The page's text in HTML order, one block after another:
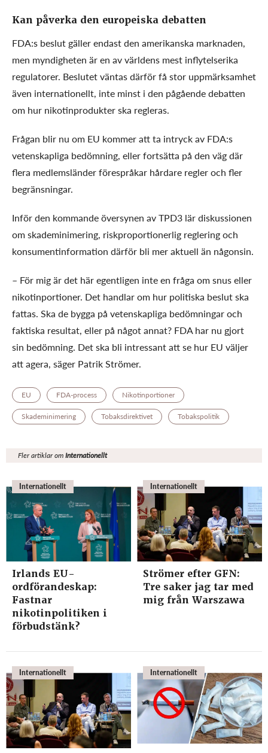
Kan påverka den europeiska debatten
FDA:s beslut gäller endast den amerikanska marknaden,
men myndigheten är en av världens mest inflytelserika
regulatorer. Beslutet väntas därför få stor uppmärksamhet
även internationellt, inte minst i den pågående debatten
om hur nikotinprodukter ska regleras.
Frågan blir nu om EU kommer att ta intryck av FDA:s
vetenskapliga bedömning, eller fortsätta på den väg där
flera medlemsländer förespråkar hårdare regler och fler
begränsningar.
Inför den kommande översynen av TPD3 lär diskussionen
om skademinimering, riskproportionerlig reglering och
konsumentinformation därför bli mer aktuell än någonsin.
– För mig är det här egentligen inte en fråga om snus eller
nikotinportioner. Det handlar om hur politiska beslut ska
fattas. Ska de bygga på vetenskapliga bedömningar och
faktiska resultat, eller på något annat? FDA har nu gjort
sin bedömning. Det ska bli intressant att se hur EU väljer
att agera, säger Patrik Strömer.
EU FDA-process Nikotinportioner
Skademinimering Tobaksdirektivet Tobakspolitik
Fler artiklar omInternationellt
Internationellt
Irlands EU-
ordförandeskap:
Fastnar
nikotinpolitiken i
förbudstänk?
Internationellt
Strömer efter GFN:
Tre saker jag tar med
mig från Warszawa
Internationellt Internationellt